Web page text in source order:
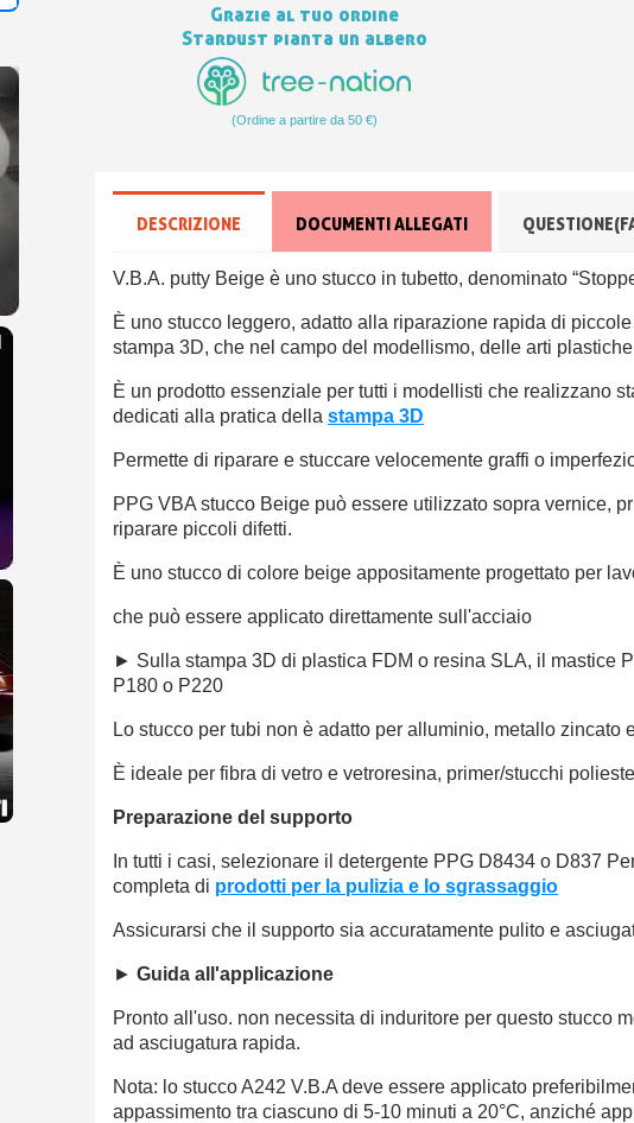
Grazie al tuo ordine
Stardust pianta un albero
(Ordine a partire da 50 €)
DESCRIZIONE DOCUMENTI ALLEGATI
V.B.A. putty Beige è uno stucco in tubetto, denominato
È uno stucco leggero, adatto alla riparazione rapida di
stampa 3D, che nel campo del modellismo, delle arti
È un prodotto essenziale per tutti i modellisti che realizzano
dedicati alla pratica dellastampa 3D
Permette di riparare e stuccare velocemente graffi o
PPG VBA stucco Beige può essere utilizzato sopra vernice,
riparare piccoli difetti.
È uno stucco di colore beige appositamente progettato per
che può essere applicato direttamente sull'acciaio
► Sulla stampa 3D di plastica FDM o resina SLA, il mastice
P180 o P220
Lo stucco per tubi non è adatto per alluminio, metallo zincato
È ideale per fibra di vetro e vetroresina, primer/stucchi
Preparazione del supporto
In tutti i casi, selezionare il detergente PPG D8434 o D837
completa di prodotti per la pulizia e lo sgrassaggio
Assicurarsi che il supporto sia accuratamente pulito e
►Guida all'applicazione
Pronto all'uso. non necessita di induritore per questo stucco
ad asciugatura rapida.
Nota: lo stucco A242 V.B.A deve essere applicato
appassimento tra ciascuno di 5-10 minuti a 20°C, anziché